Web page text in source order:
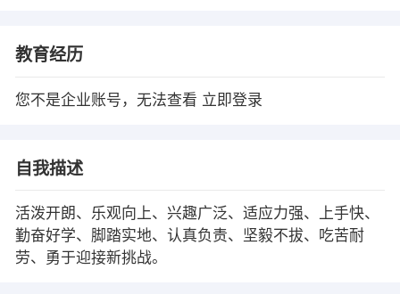
教育经历
您不是企业账号，无法查看 立即登录
自我描述
活泼开朗、乐观向上、兴趣广泛、适应力强、上手快、
勤奋好学、脚踏实地、认真负责、坚毅不拔、吃苦耐
劳、勇于迎接新挑战。